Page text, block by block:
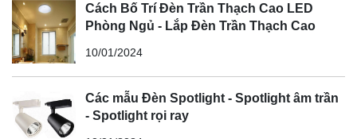
Cách Bố Trí Đèn Trần Thạch Cao LED
Phòng Ngủ - Lắp Đèn Trần Thạch Cao
10/01/2024
Các mẫu Đèn Spotlight - Spotlight âm trần
- Spotlight rọi ray